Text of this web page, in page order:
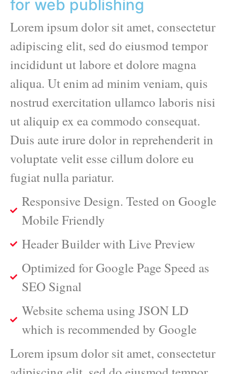
for web publishing
Lorem ipsum dolor sit amet, consectetur
adipiscing elit, sed do eiusmod tempor
incididunt ut labore et dolore magna
aliqua. Ut enim ad minim veniam, quis
nostrud exercitation ullamco laboris nisi
ut aliquip ex ea commodo consequat.
Duis aute irure dolor in reprehenderit in
voluptate velit esse cillum dolore eu
fugiat nulla pariatur.
Responsive Design. Tested on Google
Mobile Friendly
Header Builder with Live Preview
Optimized for Google Page Speed as
SEO Signal
Website schema using JSON LD
which is recommended by Google
Lorem ipsum dolor sit amet, consectetur